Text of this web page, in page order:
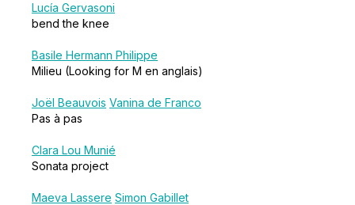
Lucía Gervasoni
bend the knee
Basile Hermann Philippe
Milieu (Looking for M en anglais)
Joël Beauvois Vanina de Franco
Pas à pas
Clara Lou Munié
Sonata project
Maeva Lassere Simon Gabillet